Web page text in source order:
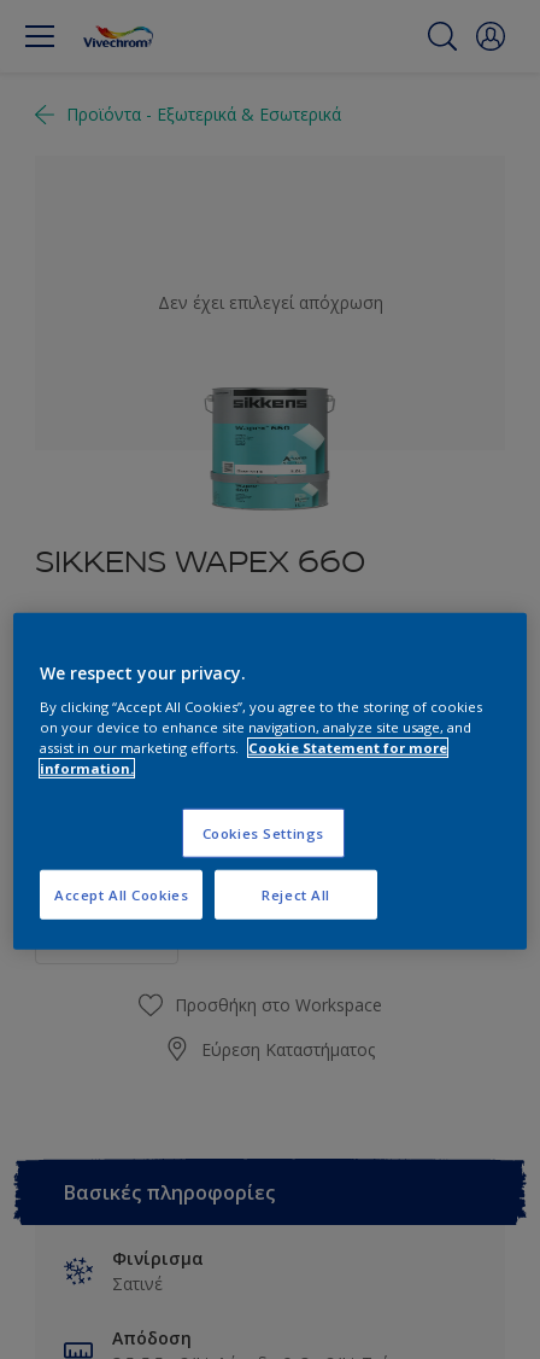
Προϊόντα - Εξωτερικά & Εσωτερικά
Δεν έχει επιλεγεί απόχρωση
SIKKENS WAPEX 660
Εποξειδικό Χρώμα Νερού Δύο Συστατικών Δαπέδων και
Επιλέξτε μια απόχρωση
0.93L
1L
Ποσότητα
Προσθήκη στο Workspace
Εύρεση Καταστήματος
Βασικές πληροφορίες
Φινίρισμα
Σατινέ
Απόδοση
We respect your privacy.
By clicking “Accept All Cookies”, you agree to the storing of cookies
on your device to enhance site navigation, analyze site usage, and
assist in our marketing efforts.
Cookie Statement for more
information.
Cookies Settings
Reject All
Accept All Cookies